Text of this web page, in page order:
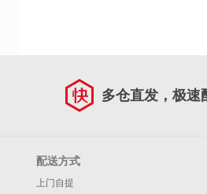
多仓直发，极速
配送方式
上门自提